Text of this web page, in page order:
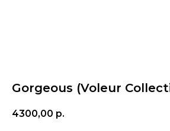
Gorgeous (Voleur
4300,00 р.